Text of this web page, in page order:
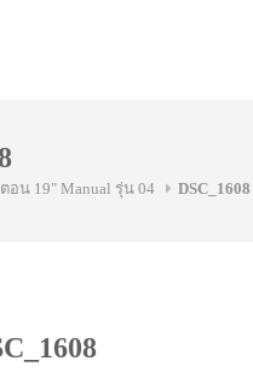
อน 19" Manual รุ่น 04 DSC_1608